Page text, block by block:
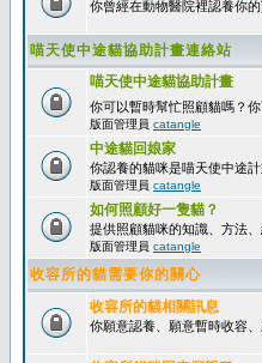
你曾經在動物醫院裡認養你
喵天使中途貓協助計畫連絡站
喵天使中途貓協助計畫
你可以暫時幫忙照顧貓嗎？
版面管理員 catangle
中途貓回娘家
你認養的貓咪是喵天使中途
版面管理員 catangle
如何照顧好一隻貓？
提供照顧貓咪的知識、方法
版面管理員 catangle
收容所的貓需要你的關心
收容所的貓相關訊息
你願意認養、願意暫時收容